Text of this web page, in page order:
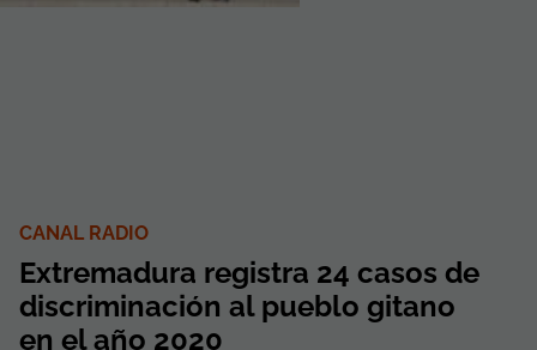
CANAL RADIO
Extremadura registra 24 casos de
discriminación al pueblo gitano
en el año 2020